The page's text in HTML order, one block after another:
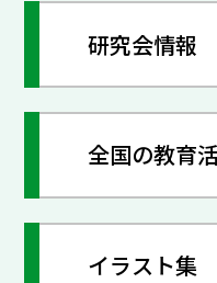
研究会情報
全国の教育
イラスト集